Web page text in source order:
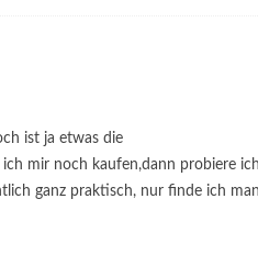
ist ja etwas die
ich mir noch kaufen,dann probiere
ganz praktisch, nur finde ich